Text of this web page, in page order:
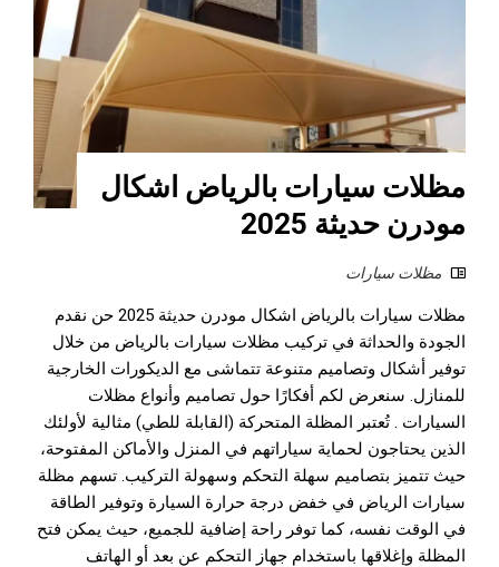
مظلات سيارات بالرياض اشكال
مودرن حديثة 2025
مظلات سيارات
مظلات سيارات بالرياض اشكال مودرن حديثة 2025 حن نقدم
الجودة والحداثة في تركيب مظلات سيارات بالرياض من خلال
توفير أشكال وتصاميم متنوعة تتماشى مع الديكورات الخارجية
للمنازل. سنعرض لكم أفكارًا حول تصاميم وأنواع مظلات
السيارات . تُعتبر المظلة المتحركة (القابلة للطي) مثالية لأولئك
الذين يحتاجون لحماية سياراتهم في المنزل والأماكن المفتوحة،
حيث تتميز بتصاميم سهلة التحكم وسهولة التركيب. تسهم مظلة
سيارات الرياض في خفض درجة حرارة السيارة وتوفير الطاقة
في الوقت نفسه، كما توفر راحة إضافية للجميع، حيث يمكن فتح
المظلة وإغلاقها باستخدام جهاز التحكم عن بعد أو الهاتف